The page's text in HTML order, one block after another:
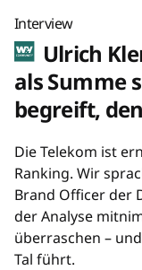
Interview
Ulrich
als Summe
begreift,
Die Telekom ist
Ranking. Wir
Brand Officer der
der Analyse
überraschen –
Tal führt.